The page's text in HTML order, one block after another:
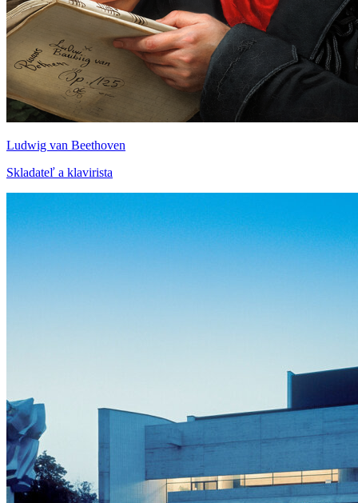
Ludwig van Beethoven
Skladateľ a klavirista